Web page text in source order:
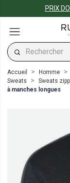
PRIX
Accueil Homme
Sweats
Sweats
à manches longues